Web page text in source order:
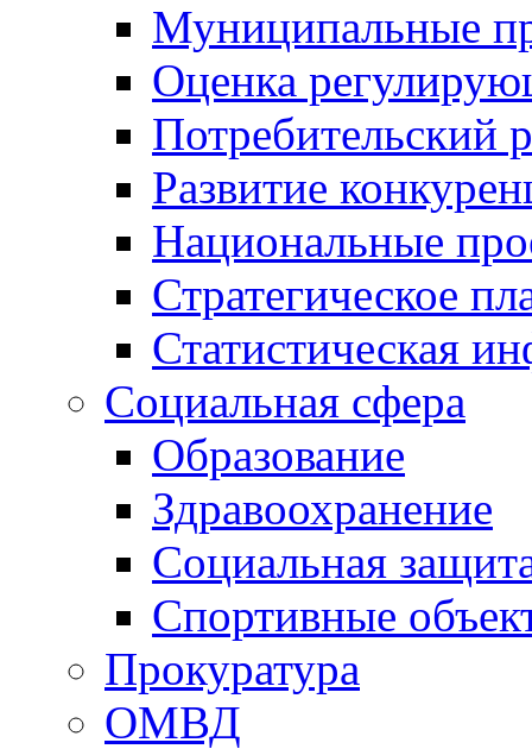
Муниципальные
Оценка
Потребительский
Развитие
Национальные
Стратегическое
Статистическая
Социальная сфера
Образование
Здравоохранение
Социальная
Спортивные
Прокуратура
ОМВД